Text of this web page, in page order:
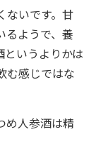
いです。甘
るようで、養
いうよりかは
む感じではな
め人参酒は精